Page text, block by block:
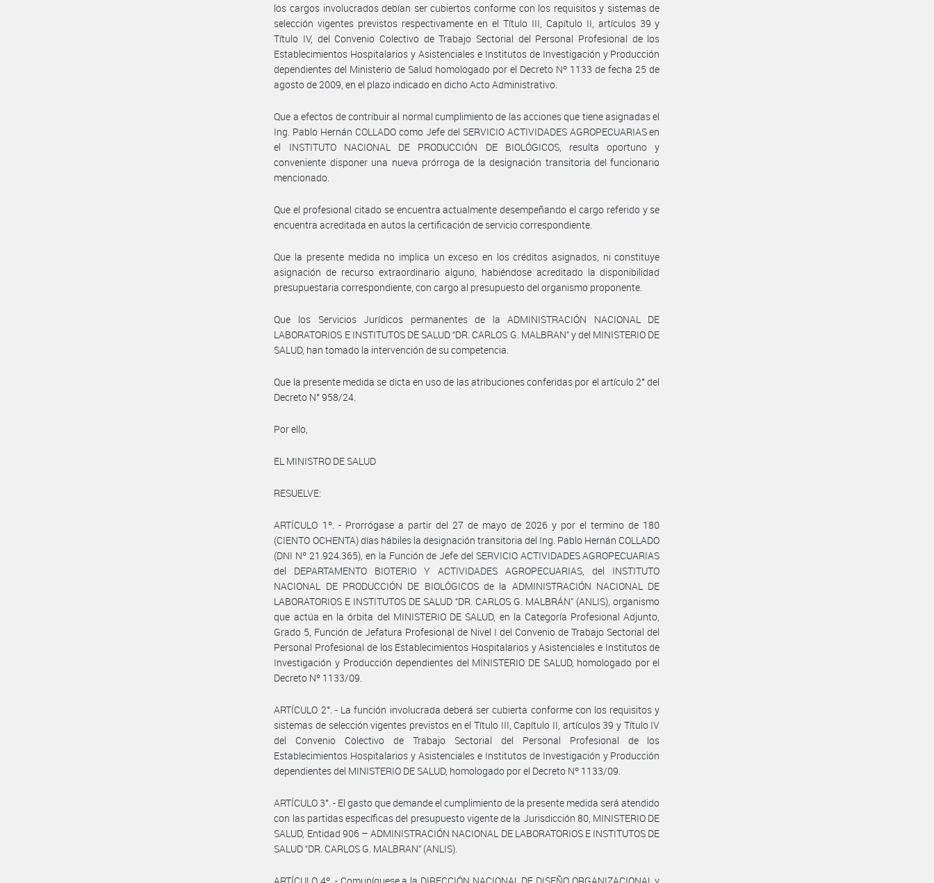
los cargos involucrados debían ser cubiertos conforme con los requisitos y sistemas de
selección vigentes previstos respectivamente en el Título III, Capítulo II, artículos 39 y
Título IV, del Convenio Colectivo de Trabajo Sectorial del Personal Profesional de los
Establecimientos Hospitalarios y Asistenciales e Institutos de Investigación y Producción
dependientes del Ministerio de Salud homologado por el Decreto Nº 1133 de fecha 25 de
agosto de 2009, en el plazo indicado en dicho Acto Administrativo.
Que a efectos de contribuir al normal cumplimiento de las acciones que tiene asignadas el
Ing. Pablo Hernán COLLADO como Jefe del SERVICIO ACTIVIDADES AGROPECUARIAS en
el INSTITUTO NACIONAL DE PRODUCCIÓN DE BIOLÓGICOS, resulta oportuno y
conveniente disponer una nueva prórroga de la designación transitoria del funcionario
mencionado.
Que el profesional citado se encuentra actualmente desempeñando el cargo referido y se
encuentra acreditada en autos la certificación de servicio correspondiente.
Que la presente medida no implica un exceso en los créditos asignados, ni constituye
asignación de recurso extraordinario alguno, habiéndose acreditado la disponibilidad
presupuestaria correspondiente, con cargo al presupuesto del organismo proponente.
Que los Servicios Jurídicos permanentes de la ADMINISTRACIÓN NACIONAL DE
LABORATORIOS E INSTITUTOS DE SALUD “DR. CARLOS G. MALBRAN” y del MINISTERIO DE
SALUD, han tomado la intervención de su competencia.
Que la presente medida se dicta en uso de las atribuciones conferidas por el artículo 2° del
Decreto N° 958/24.
Por ello,
EL MINISTRO DE SALUD
RESUELVE:
ARTÍCULO 1º. - Prorrógase a partir del 27 de mayo de 2026 y por el termino de 180
(CIENTO OCHENTA) días hábiles la designación transitoria del Ing. Pablo Hernán COLLADO
(DNI Nº 21.924.365), en la Función de Jefe del SERVICIO ACTIVIDADES AGROPECUARIAS
del DEPARTAMENTO BIOTERIO Y ACTIVIDADES AGROPECUARIAS, del INSTITUTO
NACIONAL DE PRODUCCIÓN DE BIOLÓGICOS de la ADMINISTRACIÓN NACIONAL DE
LABORATORIOS E INSTITUTOS DE SALUD “DR. CARLOS G. MALBRÁN” (ANLIS), organismo
que actúa en la órbita del MINISTERIO DE SALUD, en la Categoría Profesional Adjunto,
Grado 5, Función de Jefatura Profesional de Nivel I del Convenio de Trabajo Sectorial del
Personal Profesional de los Establecimientos Hospitalarios y Asistenciales e Institutos de
Investigación y Producción dependientes del MINISTERIO DE SALUD, homologado por el
Decreto Nº 1133/09.
ARTÍCULO 2°. - La función involucrada deberá ser cubierta conforme con los requisitos y
sistemas de selección vigentes previstos en el Título III, Capítulo II, artículos 39 y Título IV
del Convenio Colectivo de Trabajo Sectorial del Personal Profesional de los
Establecimientos Hospitalarios y Asistenciales e Institutos de Investigación y Producción
dependientes del MINISTERIO DE SALUD, homologado por el Decreto Nº 1133/09.
ARTÍCULO 3°. - El gasto que demande el cumplimiento de la presente medida será atendido
con las partidas específicas del presupuesto vigente de la Jurisdicción 80, MINISTERIO DE
SALUD, Entidad 906 – ADMINISTRACIÓN NACIONAL DE LABORATORIOS E INSTITUTOS DE
SALUD “DR. CARLOS G. MALBRAN” (ANLIS).